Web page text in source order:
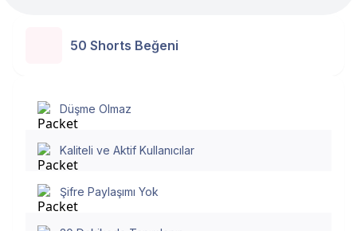
50 Shorts Beğeni
Düşme Olmaz
Kaliteli ve Aktif Kullanıcılar
Şifre Paylaşımı Yok